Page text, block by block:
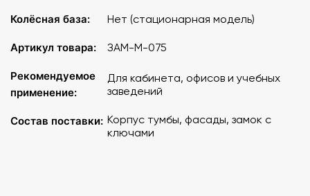
Колёсная база:
Нет (стационарная модель)
Артикул товара: ЗАМ-М-075
Рекомендуемое
применение:
Для кабинета, офисов и учебных
заведений
Состав поставки: Корпус тумбы, фасады, замок с
ключами